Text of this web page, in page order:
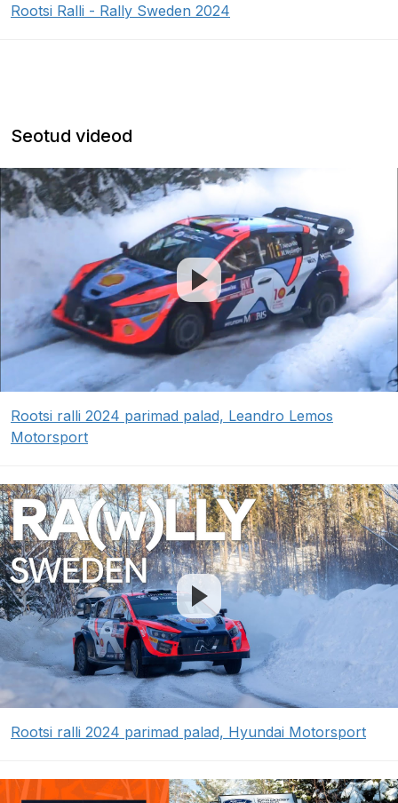
Rootsi Ralli - Rally Sweden 2024
Seotud videod
Rootsi ralli 2024 parimad palad, Leandro Lemos
Motorsport
Rootsi ralli 2024 parimad palad, Hyundai Motorsport